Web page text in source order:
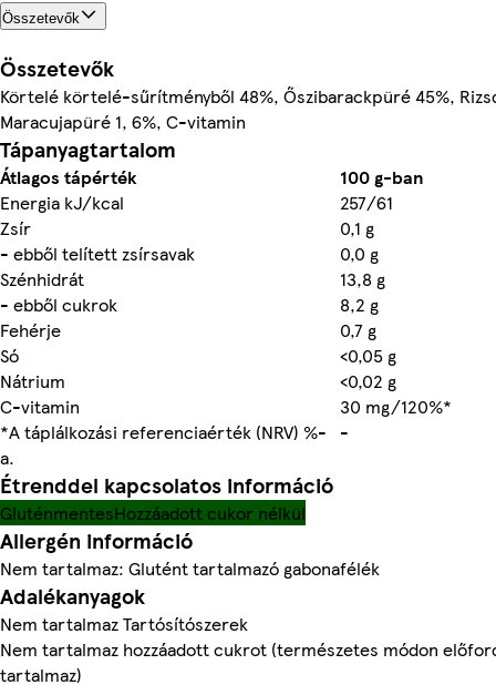
Összetevők
Összetevők
Körtelé körtelé-sűrítményből 48%, Őszibarackpüré 45%,
Maracujapüré 1, 6%, C-vitamin
Tápanyagtartalom
Átlagos tápérték
100 g-ban
Energia kJ/kcal
257/61
Zsír
0,1 g
- ebből telített zsírsavak
0,0 g
Szénhidrát
13,8 g
- ebből cukrok
8,2 g
Fehérje
0,7 g
Só
<0,05 g
Nátrium
<0,02 g
C-vitamin
30 mg/120%*
*A táplálkozási referenciaérték (NRV) %-
a.
-
Étrenddel kapcsolatos információ
GluténmentesHozzáadott cukor nélkül
Allergén információ
Nem tartalmaz: Glutént tartalmazó gabonafélék
Adalékanyagok
Nem tartalmaz Tartósítószerek
Nem tartalmaz hozzáadott cukrot (természetes módon
tartalmaz)